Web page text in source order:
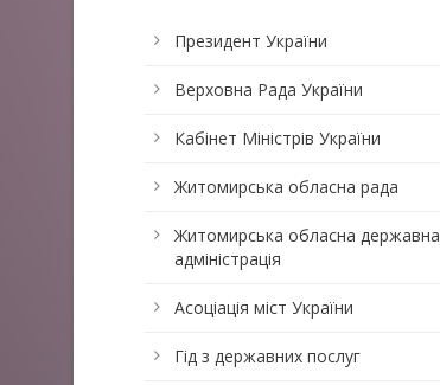
Президент України
Верховна Рада України
Кабінет Міністрів України
Житомирська обласна рада
Житомирська обласна державна
адміністрація
Асоціація міст України
Гід з державних послуг